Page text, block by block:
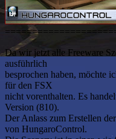
Da wir jetzt alle Freeware
ausführlich
besprochen haben, möchte
für den FSX
nicht vorenthalten. Es
Version (810).
Der Anlass zum Erstellen
von HungaroControl.